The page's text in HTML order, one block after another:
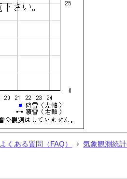
よくある質問（FAQ） 気象観測統